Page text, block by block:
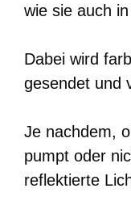
wie sie auch
Dabei wird
gesendet und
Je nachdem,
pumpt oder
reflektierte